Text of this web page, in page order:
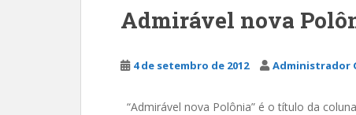
Admirável nova
4 de setembro de 2012 Administrador
“Admirável nova Polônia” é o título da